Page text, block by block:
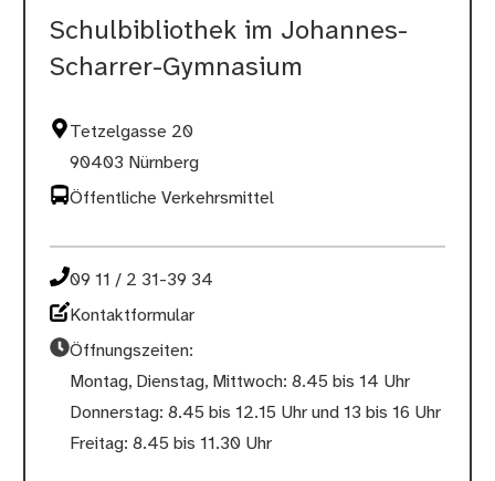
Schulbibliothek im Johannes-
Scharrer-Gymnasium
Tetzelgasse 20
90403 Nürnberg
Öffentliche Verkehrsmittel
09 11 / 2 31-39 34
Kontaktformular
Öffnungszeiten:
Montag, Dienstag, Mittwoch: 8.45 bis 14 Uhr
Donnerstag: 8.45 bis 12.15 Uhr und 13 bis 16 Uhr
Freitag: 8.45 bis 11.30 Uhr